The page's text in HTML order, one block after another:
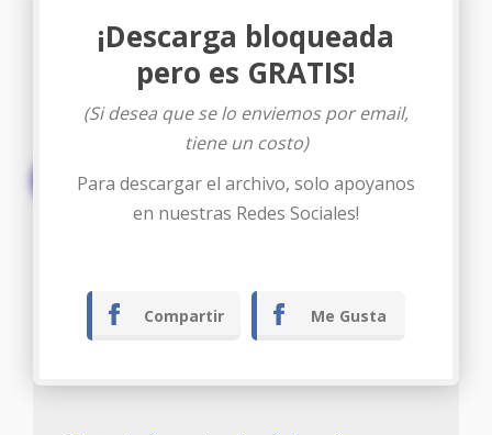
Descargar
¡Descarga bloqueada
pero es GRATIS!
(Si desea que se lo enviemos por email,
tiene un costo)
Para descargar el archivo, solo apoyanos
en nuestras Redes Sociales!
Compartir Me Gusta